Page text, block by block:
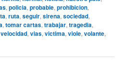
,policia,probable,prohibicion,
,ruta,seguir,sirena,sociedad,
,tomar cartas,trabajar,tragedia,
velocidad,vias,victima,viole,volante,